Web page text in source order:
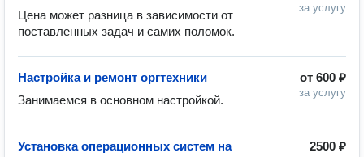
за услугу
Цена может разница в зависимости от
поставленных задач и самих поломок.
от 600 ₽
за услугу
Настройка и ремонт оргтехники
Занимаемся в основном настройкой.
2500 ₽
Установка операционных систем на